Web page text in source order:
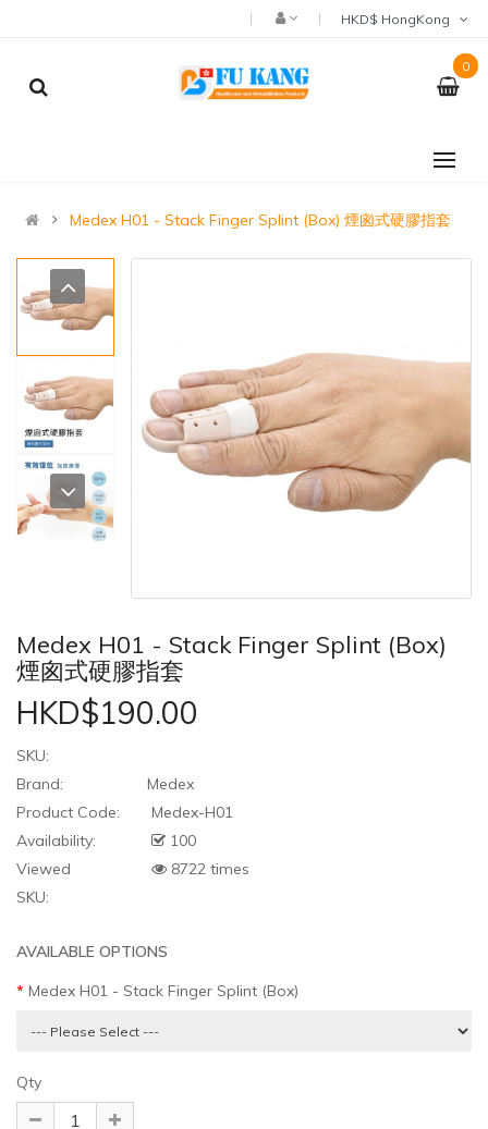
0
Medex H01 - Stack Finger Splint (Box) 煙囪式硬膠指套
Medex H01 - Stack Finger Splint (Box)
煙囪式硬膠指套
HKD$190.00
SKU:
Brand:
Medex
Product Code:
Medex-H01
Availability:
100
Viewed
8722 times
SKU:
AVAILABLE OPTIONS
Medex H01 - Stack Finger Splint (Box)
Qty